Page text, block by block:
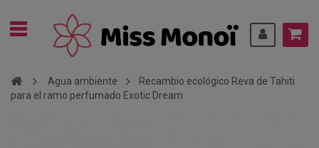
Agua ambiente
Recambio ecológico Reva de Tahiti
para el ramo perfumado Exotic Dream